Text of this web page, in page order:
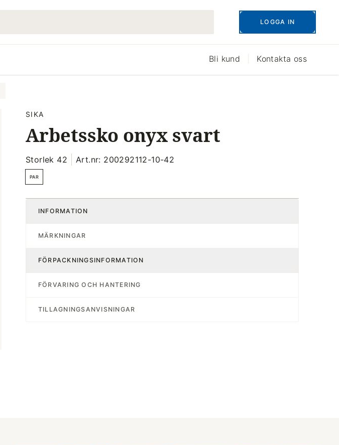
LOGGA IN
Bli kund Kontakta oss
SIKA
Arbetssko onyx svart
Storlek 42 Art.nr: 200292112-10-42
PAR
INFORMATION
MÄRKNINGAR
FÖRPACKNINGSINFORMATION
FÖRVARING OCH HANTERING
TILLAGNINGSANVISNINGAR